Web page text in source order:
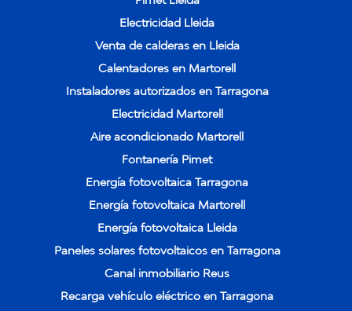
Electricidad Lleida
Venta de calderas en Lleida
Calentadores en Martorell
Instaladores autorizados en Tarragona
Electricidad Martorell
Aire acondicionado Martorell
Fontanería Pimet
Energía fotovoltaica Tarragona
Energía fotovoltaica Martorell
Energía fotovoltaica Lleida
Paneles solares fotovoltaicos en Tarragona
Canal inmobiliario Reus
Recarga vehículo eléctrico en Tarragona